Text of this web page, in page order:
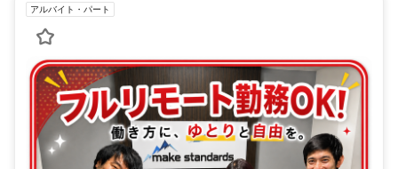
アルバイト・パート